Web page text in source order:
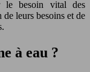
le besoin vital des
leurs besoins et de
à eau ?